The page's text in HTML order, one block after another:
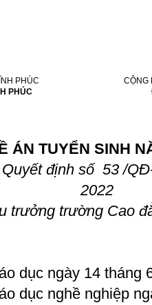
PHÚC
CỘNG
PHÚC
ÁN TUYỂN SINH
Quyết định số 53 /
2022
trưởng trường Cao
ngày 14 tháng 6
nghề nghiệp